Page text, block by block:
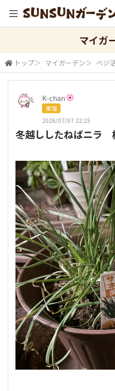
マイガ
トップ＞ マイガーデン＞ ベジ
K-chan
東海
2026/07/07 22:25
冬越ししたねばニラ